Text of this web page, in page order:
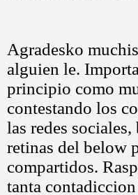
Agradesko
alguien le.
principio como
contestando los
las redes
retinas del below
compartidos.
tanta